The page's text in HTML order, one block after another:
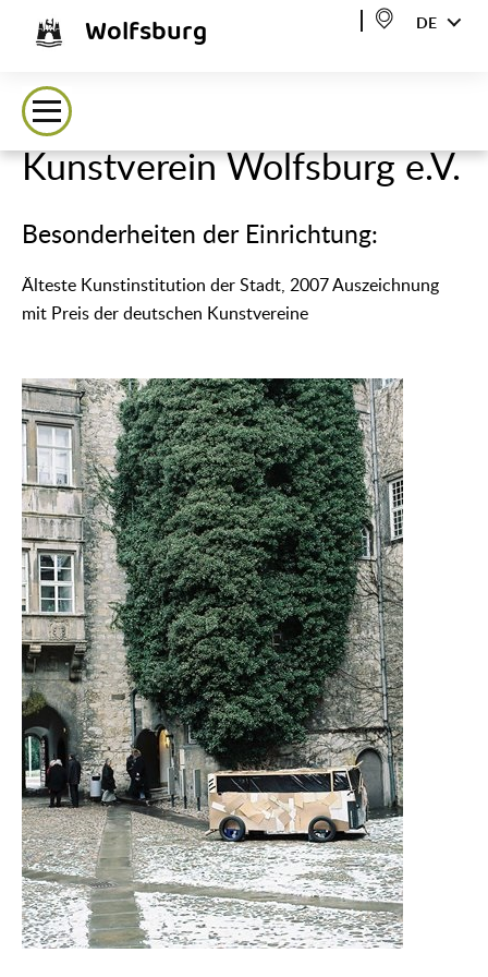
Wolfsburg DE
Kunstverein Wolfsburg e.V.
Besonderheiten der Einrichtung:
Älteste Kunstinstitution der Stadt, 2007 Auszeichnung
mit Preis der deutschen Kunstvereine